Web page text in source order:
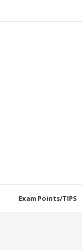
Exam Points/TIPS